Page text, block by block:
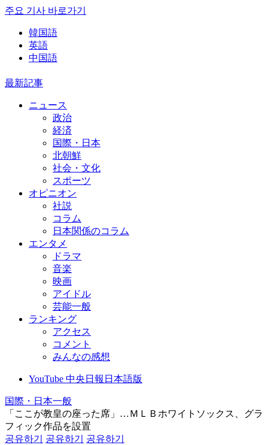
주요 기사 바로가기
韓国語
英語
中国語
最新記事
ニュース
政治
経済
国際・日本
北朝鮮
社会・文化
スポーツ
オピニオン
社説
コラム
日本関係のコラム
エンタメ
ドラマ
音楽
映画
アイドル
芸能一般
ランキング
アクセス
コメント
みんなの感想
YouTube 中央日報日本語版
国際・日本一般
「ここが教皇の座った席」…ＭＬＢホワイトソックス、グラ
フィック作品を設置
공유하기
공유하기
공유하기